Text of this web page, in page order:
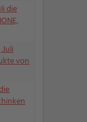
die
von